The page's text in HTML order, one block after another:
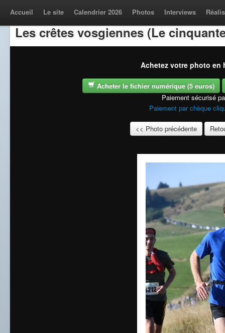
Accueil Le site Calendrier 2026 Photos Interviews
Les crêtes vosgiennes (Le
Achetez votre photo en
Acheter le fichier numérique (5 euros)
Paiement sécurisé
Paiement par chèque
<< Photo précédente